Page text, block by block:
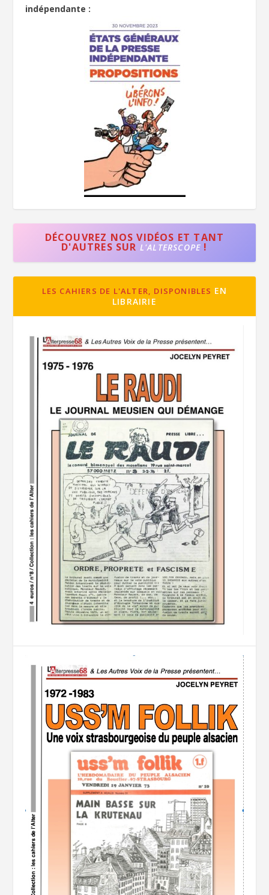
indépendante :
DÉCOUVREZ NOS VIDÉOS ET TANT
D'AUTRES SUR L'ALTERSCOPE !
LES CAHIERS DE L'ALTER, DISPONIBLES EN
LIBRAIRIE